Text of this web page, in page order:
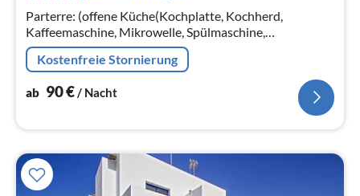
Parterre: (offene Küche(Kochplatte, Kochherd,
Kaffeemaschine, Mikrowelle, Spülmaschine,
Kühl-/Gefrierkombination, Waschmaschine, Stabmixer)
Kostenfreie Stornierung
ab 90€/ Nacht